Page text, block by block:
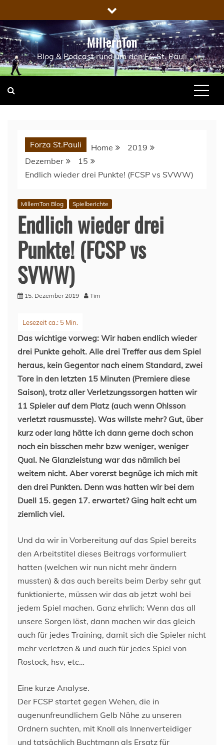
to
content
MillernTon
Blog & Podcast rund um den FC St. Pauli
Forza St.Pauli Home
2019
Dezember
15
Endlich wieder drei Punkte! (FCSP vs SVWW)
MillernTon Blog Spielberichte
Endlich wieder drei
Punkte! (FCSP vs
SVWW)
15. Dezember 2019 Tim
Das wichtige vorweg: Wir haben endlich wieder
drei Punkte geholt. Alle drei Treffer aus dem Spiel
heraus, kein Gegentor nach einem Standard, zwei
Tore in den letzten 15 Minuten (Premiere diese
Saison), trotz aller Verletzungssorgen hatten wir
11 Spieler auf dem Platz (auch wenn Ohlsson
verletzt rausmusste). Was willste mehr? Gut, über
kurz oder lang hätte ich dann gerne doch schon
noch ein bisschen mehr bzw weniger, weniger
Qual. Ne Glanzleistung war das nämlich bei
weitem nicht. Aber vorerst begnüge ich mich mit
den drei Punkten. Denn was hatten wir bei dem
Duell 15. gegen 17. erwartet? Ging halt echt um
ziemlich viel.
Und da wir in Vorbereitung auf das Spiel bereits
den Arbeitstitel dieses Beitrags vorformuliert
hatten (welchen wir nun nicht mehr ändern
mussten) & das auch bereits beim Derby sehr gut
funktionierte, müssen wir das ab jetzt wohl bei
jedem Spiel machen. Ganz ehrlich: Wenn das all
unsere Sorgen löst, dann machen wir das gleich
auch für jedes Training, damit sich die Spieler nicht
mehr verletzen & und auch für jedes Spiel von
Rostock, hsv, etc…
Eine kurze Analyse.
Der FCSP startet gegen Wehen, die in
augenunfreundlichem Gelb Nähe zu unseren
Ordnern suchten, mit Knoll als Innenverteidiger
und tatsächlich Buchtmann als Ersatz für